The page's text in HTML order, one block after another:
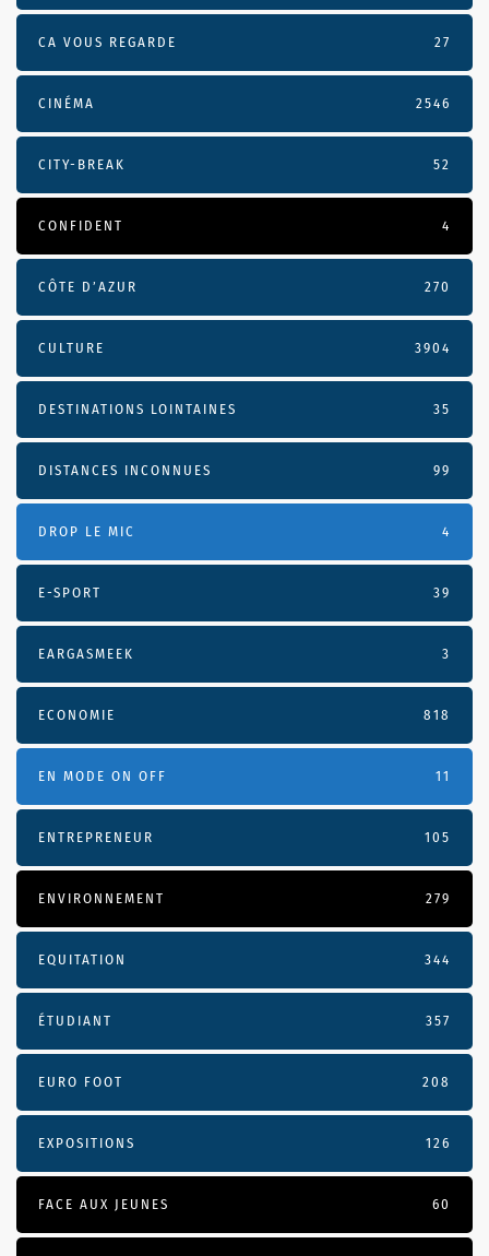
CA VOUS REGARDE 27
CINÉMA 2546
CITY-BREAK 52
CONFIDENT 4
CÔTE D’AZUR 270
CULTURE 3904
DESTINATIONS LOINTAINES 35
DISTANCES INCONNUES 99
DROP LE MIC 4
E-SPORT 39
EARGASMEEK 3
ECONOMIE 818
EN MODE ON OFF 11
ENTREPRENEUR 105
ENVIRONNEMENT 279
EQUITATION 344
ÉTUDIANT 357
EURO FOOT 208
EXPOSITIONS 126
FACE AUX JEUNES 60